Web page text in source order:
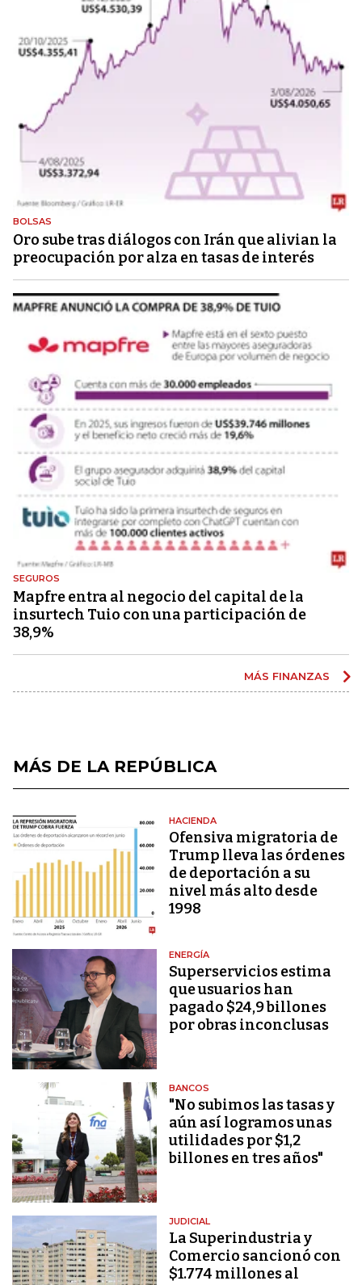
BOLSAS
Oro sube tras diálogos con Irán que alivian la
preocupación por alza en tasas de interés
SEGUROS
Mapfre entra al negocio del capital de la
insurtech Tuio con una participación de
38,9%
MÁS FINANZAS
MÁS DE LA REPÚBLICA
HACIENDA
Ofensiva migratoria de
Trump lleva las órdenes
de deportación a su
nivel más alto desde
1998
ENERGÍA
Superservicios estima
que usuarios han
pagado $24,9 billones
por obras inconclusas
BANCOS
"No subimos las tasas y
aún así logramos unas
utilidades por $1,2
billones en tres años"
JUDICIAL
La Superindustria y
Comercio sancionó con
$1.774 millones al